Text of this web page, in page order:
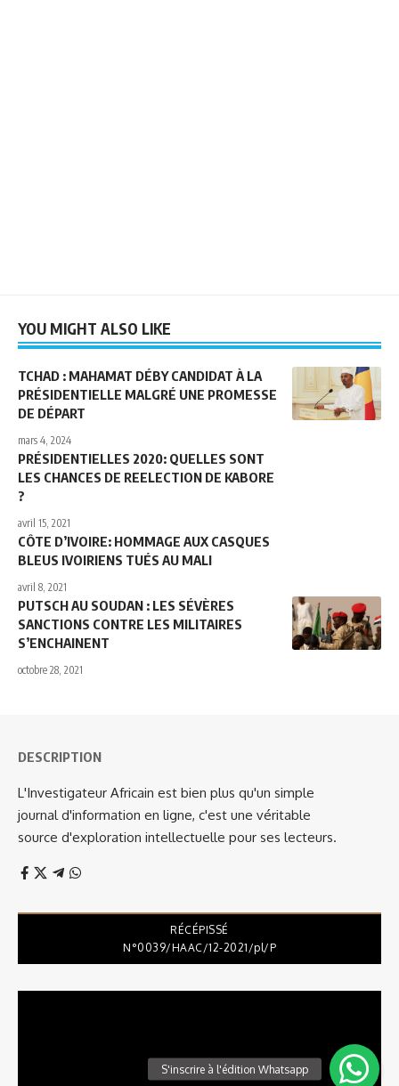
YOU MIGHT ALSO LIKE
TCHAD : MAHAMAT DÉBY CANDIDAT À LA
PRÉSIDENTIELLE MALGRÉ UNE PROMESSE
DE DÉPART
mars 4, 2024
PRÉSIDENTIELLES 2020: QUELLES SONT
LES CHANCES DE REELECTION DE KABORE
?
avril 15, 2021
CÔTE D’IVOIRE: HOMMAGE AUX CASQUES
BLEUS IVOIRIENS TUÉS AU MALI
avril 8, 2021
PUTSCH AU SOUDAN : LES SÉVÈRES
SANCTIONS CONTRE LES MILITAIRES
S’ENCHAINENT
octobre 28, 2021
DESCRIPTION
L'Investigateur Africain est bien plus qu'un simple
journal d'information en ligne, c'est une véritable
source d'exploration intellectuelle pour ses lecteurs.
RÉCÉPISSÉ
N°0039/HAAC/12-2021/pl/P